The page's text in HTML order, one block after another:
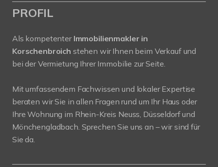
PROFIL
Als kompetenter Immobilienmakler in
Korschenbroich stehen wir Ihnen beim Verkauf und
bei der Vermietung Ihrer Immobilie zur Seite.
Mit umfassendem Fachwissen und lokaler Expertise
beraten wir Sie in allen Fragen rund um Ihr Haus oder
Ihre Wohnung im Rhein-Kreis Neuss, Düsseldorf und
Mönchengladbach. Sprechen Sie uns an – wir sind für
Sie da.